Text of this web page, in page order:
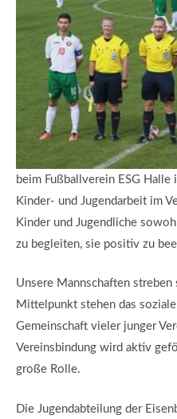
beim Fußballverein ESG Halle
Kinder- und Jugendarbeit im
Kinder und Jugendliche
zu begleiten, sie positiv zu
Unsere Mannschaften
Mittelpunkt stehen das
Gemeinschaft vieler junger
Vereinsbindung wird aktiv
große Rolle.
Die Jugendabteilung der